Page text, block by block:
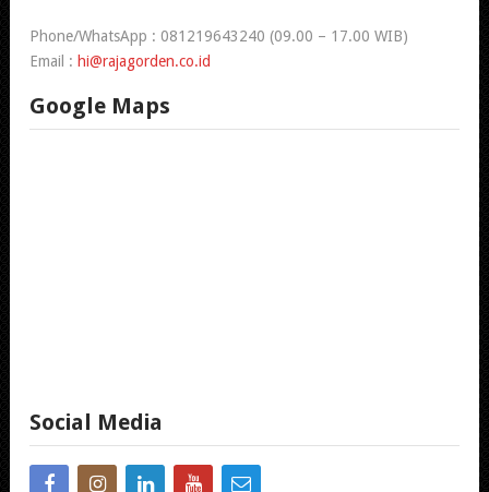
Phone/WhatsApp : 081219643240 (09.00 – 17.00 WIB)
Email : hi@rajagorden.co.id
Google Maps
Social Media